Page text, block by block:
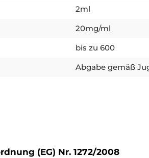
2ml
20mg/ml
bis zu 600
Abgabe gemäß
(EG) Nr. 1272/2008